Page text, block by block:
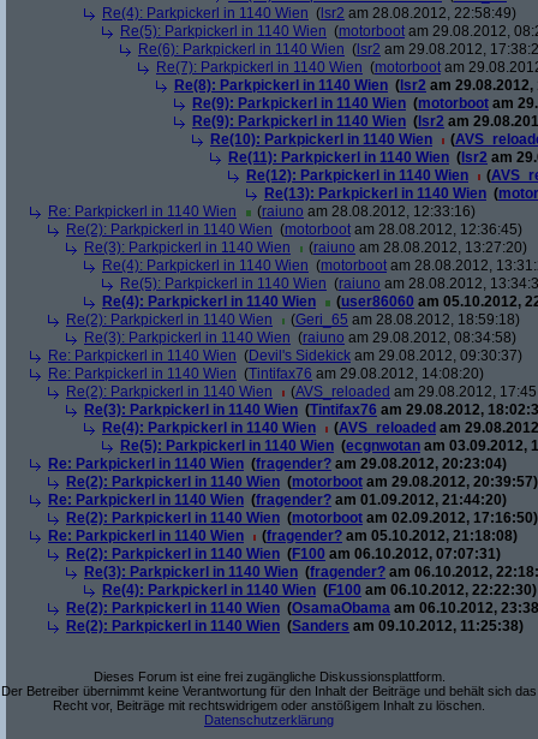
Re(4): Parkpickerl in 1140 Wien ( lsr2 am 28.08.2012, 22:58:49)
Re(5): Parkpickerl in 1140 Wien (motorboot am 29.08.2012,
Re(6): Parkpickerl in 1140 Wien ( lsr2 am 29.08.2012,
Re(7): Parkpickerl in 1140 Wien (motorboot am
Re(8): Parkpickerl in 1140 Wien ( lsr2 am 29.08.2012,
Re(9): Parkpickerl in 1140 Wien (motorboot am
Re(9): Parkpickerl in 1140 Wien ( lsr2 am
Re(10): Parkpickerl in 1140 Wien
(
Re(11): Parkpickerl in 1140 Wien ( lsr2 am
Re(12): Parkpickerl in 1140 Wien
(
Re(13): Parkpickerl in 1140 Wien (
Re: Parkpickerl in 1140 Wien
(raiuno am 28.08.2012, 12:33:16)
Re(2): Parkpickerl in 1140 Wien (motorboot am 28.08.2012, 12:36:45)
Re(3): Parkpickerl in 1140 Wien
(raiuno am 28.08.2012, 13:27:20)
Re(4): Parkpickerl in 1140 Wien (motorboot am 28.08.2012,
Re(5): Parkpickerl in 1140 Wien (raiuno am 28.08.2012,
Re(4): Parkpickerl in 1140 Wien
(user86060 am 05.10.2012,
Re(2): Parkpickerl in 1140 Wien
(Geri_65 am 28.08.2012, 18:59:18)
Re(3): Parkpickerl in 1140 Wien (raiuno am 29.08.2012, 08:34:58)
Re: Parkpickerl in 1140 Wien (Devil's Sidekick am 29.08.2012, 09:30:37)
Re: Parkpickerl in 1140 Wien (Tintifax76 am 29.08.2012, 14:08:20)
Re(2): Parkpickerl in 1140 Wien
(AVS_reloaded am 29.08.2012,
Re(3): Parkpickerl in 1140 Wien (Tintifax76 am 29.08.2012,
Re(4): Parkpickerl in 1140 Wien
(AVS_reloaded am
Re(5): Parkpickerl in 1140 Wien (ecgnwotan am 03.09.2012,
Re: Parkpickerl in 1140 Wien (fragender? am 29.08.2012, 20:23:04)
Re(2): Parkpickerl in 1140 Wien (motorboot am 29.08.2012, 20:39:57)
Re: Parkpickerl in 1140 Wien (fragender? am 01.09.2012, 21:44:20)
Re(2): Parkpickerl in 1140 Wien (motorboot am 02.09.2012, 17:16:50)
Re: Parkpickerl in 1140 Wien
(fragender? am 05.10.2012, 21:18:08)
Re(2): Parkpickerl in 1140 Wien (F100 am 06.10.2012, 07:07:31)
Re(3): Parkpickerl in 1140 Wien (fragender? am 06.10.2012,
Re(4): Parkpickerl in 1140 Wien (F100 am 06.10.2012, 22:22:30)
Re(2): Parkpickerl in 1140 Wien (OsamaObama am 06.10.2012,
Re(2): Parkpickerl in 1140 Wien (Sanders am 09.10.2012, 11:25:38)
Dieses Forum ist eine frei zugängliche Diskussionsplattform.
Der Betreiber übernimmt keine Verantwortung für den Inhalt der Beiträge und behält sich das
Recht vor, Beiträge mit rechtswidrigem oder anstößigem Inhalt zu löschen.
Datenschutzerklärung